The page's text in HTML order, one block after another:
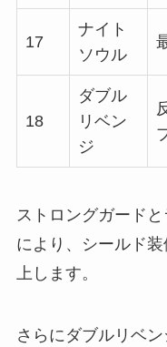
17
ナイト
ソウル
18
ダブル
リベン
ジ
ストロングガード
により、シールド
上します。
さらにダブルリベ